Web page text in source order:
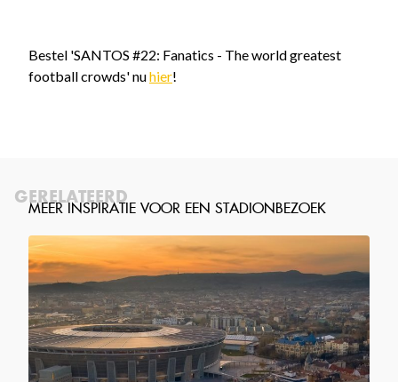
Bestel 'SANTOS #22: Fanatics - The world greatest
football crowds' nuhier!
GERELATEERD